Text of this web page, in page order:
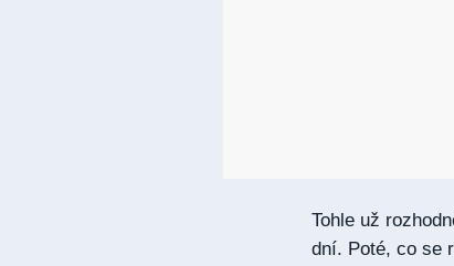
Tohle už
dní. Poté, co se